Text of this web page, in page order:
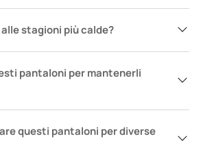
stagioni più calde?
pantaloni per mantenerli
questi pantaloni per diverse